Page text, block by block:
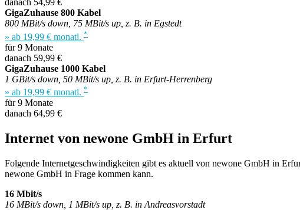
danach 54,99 €
GigaZuhause 800 Kabel
800 MBit/s down, 75 MBit/s up, z. B. in Egstedt
» ab 19,99 € monatl. *
für 9 Monate
danach 59,99 €
GigaZuhause 1000 Kabel
1 GBit/s down, 50 MBit/s up, z. B. in Erfurt-Herrenberg
» ab 19,99 € monatl. *
für 9 Monate
danach 64,99 €
Internet von newone GmbH in Erfurt
Folgende Internetgeschwindigkeiten gibt es aktuell von newone GmbH in
newone GmbH in Frage kommen kann.
16 Mbit/s
16 MBit/s down, 1 MBit/s up, z. B. in Andreasvorstadt